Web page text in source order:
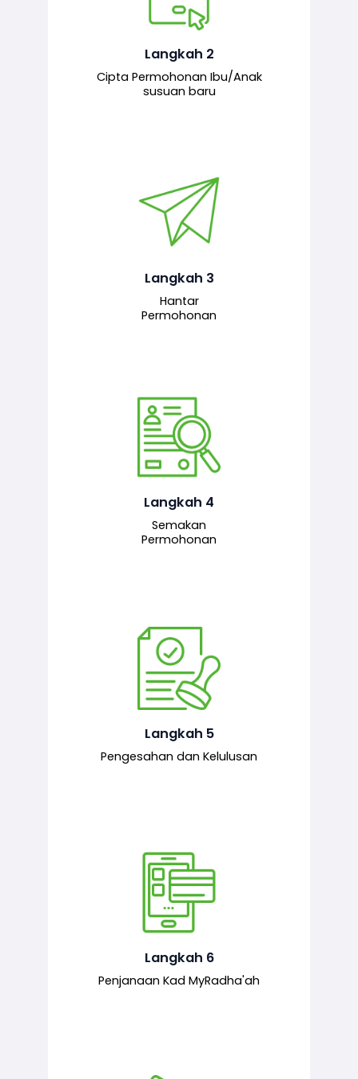
Langkah 2
Cipta Permohonan Ibu/Anak
susuan baru
Pemohon mengisi borang
permohonan bagi pendaftaran
baharu melalui sistem.
Langkah 3
Hantar
Permohonan
Permohonan yang lengkap dihantar
untuk proses semakan dan
bertanggungjawab.
Langkah 4
Semakan
Permohonan
Pegawai penyemak menyemak
maklumat yang dikemukakan. Jika
semua maklumat adalah lengkap dan
kepada pegawai pelulus untuk
tindakan seterusnya.
Langkah 5
Pengesahan dan Kelulusan
Pegawai pelulus menilai permohonan
dan memberi pengesahan serta
kelulusan akhir sekiranya semuanya
mematuhi syarat ditetapkan.
Langkah 6
Penjanaan Kad MyRadha'ah
Setelah permohonan diluluskan, kad
MyRadha’ah akan dijana.